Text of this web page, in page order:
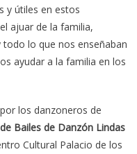
y útiles en estos
ajuar de la familia,
lo que nos enseñaban
ayudar a la familia en los
los danzoneros de
Bailes de Danzón Lindas
Cultural Palacio de los